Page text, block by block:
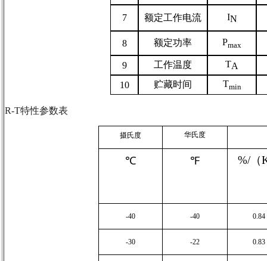
7 额定工作电流 IN
8 额定功率 Pmax
9 工作温度 TA
10
贮藏时间 Tmin
R-T特性参数表
摄氏度 华氏度
℃ ℉ %/（
-40 -40 0.84
-30 -22 0.83